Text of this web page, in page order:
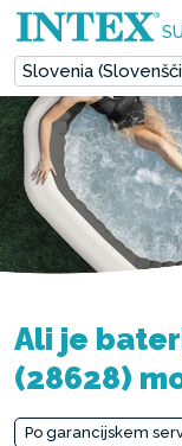
Slovenia
Ali je
(28628)
Po garancijskem